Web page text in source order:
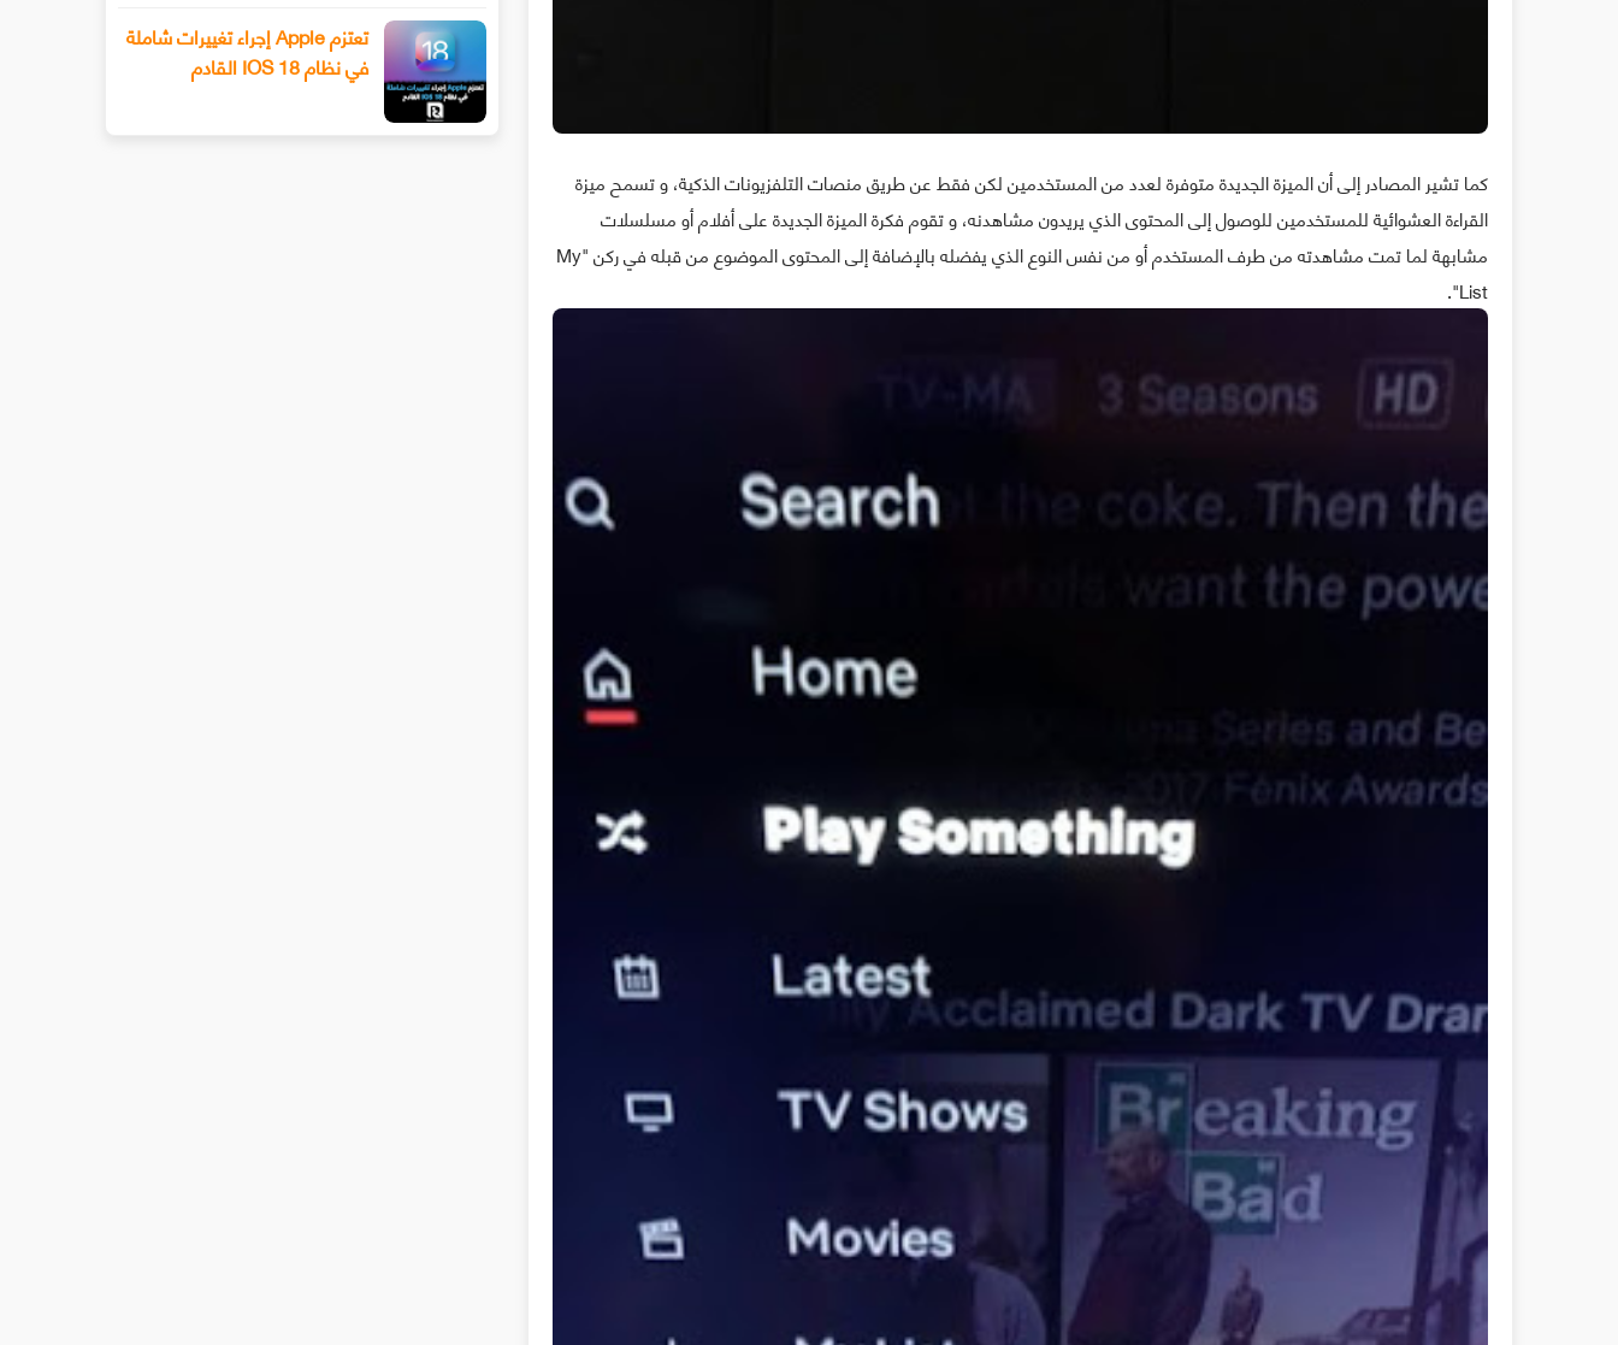
كما تشير المصادر إلى أن الميزة الجديدة متوفرة لعدد من المستخدمين لكن فقط عن طريق منصات التلفزيونات الذكية، و تسمح ميزة
القراءة العشوائية للمستخدمين للوصول إلى المحتوى الذي يريدون مشاهدنه، و تقوم فكرة الميزة الجديدة على أفلام أو مسلسلات
مشابهة لما تمت مشاهدته من طرف المستخدم أو من نفس النوع الذي يفضله بالإضافة إلى المحتوى الموضوع من قبله في ركن "My
List".
تعتزم Apple إجراء تغييرات شاملة
في نظام IOS 18 القادم